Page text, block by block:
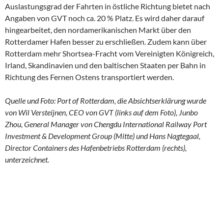
Auslastungsgrad der Fahrten in östliche Richtung bietet nach
Angaben von GVT noch ca. 20 % Platz. Es wird daher darauf
hingearbeitet, den nordamerikanischen Markt über den
Rotterdamer Hafen besser zu erschließen. Zudem kann über
Rotterdam mehr Shortsea-Fracht vom Vereinigten Königreich,
Irland, Skandinavien und den baltischen Staaten per Bahn in
Richtung des Fernen Ostens transportiert werden.
Quelle und Foto: Port of Rotterdam, die Absichtserklärung wurde
von Wil Versteijnen, CEO von GVT (links auf dem Foto), Junbo
Zhou, General Manager von Chengdu International Railway Port
Investment & Development Group (Mitte) und Hans Nagtegaal,
Director Containers des Hafenbetriebs Rotterdam (rechts),
unterzeichnet.